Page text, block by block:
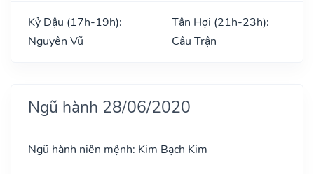
Kỷ Dậu (17h-19h):
Nguyên Vũ
Tân Hợi (21h-23h):
Câu Trận
Ngũ hành 28/06/2020
Ngũ hành niên mệnh: Kim Bạch Kim